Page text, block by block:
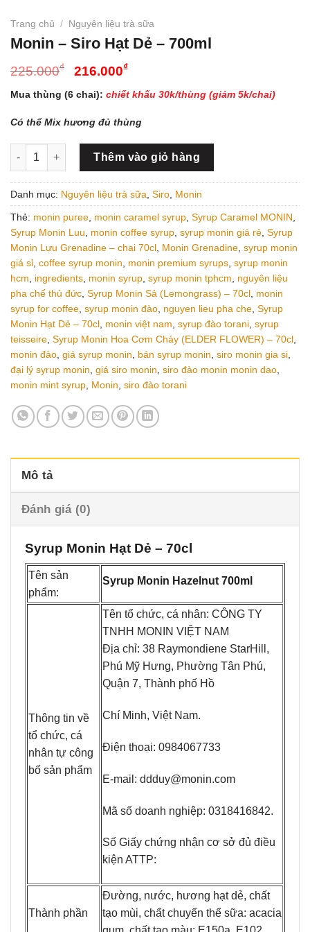
Trang chủ / Nguyên liệu trà sữa
Monin – Siro Hạt Dẻ – 700ml
225.000₫
Giá
là:
225.000₫.
216.000₫Giá
hiện
tại
là:
Mua thùng (6 chai): chiết khấu 30k/thùng (giảm 5k/chai)
Có thể Mix hương đủ thùng
Monin - Siro Hạt Dẻ - 700ml số lượng
Thêm vào giỏ hàng
Danh mục: Nguyên liệu trà sữa Siro Monin
Thẻ: monin puree monin caramel syrup Syrup Caramel MONIN
Syrup Monin Luu
monin coffee syrup syrup monin giá rẻ Syrup
Monin Lựu Grenadine – chai 70cl Monin Grenadine syrup monin
giá sỉ coffee syrup monin monin premium syrups syrup monin
hcm
ingredients monin syrup syrup monin tphcm
nguyên liệu
pha chế thủ đức Syrup Monin Sả (Lemongrass) – 70cl monin
syrup for coffee syrup monin đào nguyen lieu pha che Syrup
Monin Hạt Dẻ – 70cl monin việt nam syrup đào torani syrup
teisseire Syrup Monin Hoa Cơm Cháy (ELDER FLOWER) – 70cl
monin đào giá syrup monin bán syrup monin siro monin gia si
đại lý syrup monin giá siro monin siro đào monin monin dao
monin mint syrup Monin siro đào torani
Mô tả
Đánh giá (0)
Syrup Monin Hạt Dẻ – 70cl
Tên sản
phẩm:
Syrup Monin Hazelnut 700ml
Thông tin về
tổ chức, cá
nhân tự công
bố sản phẩm
Tên tổ chức, cá nhân: CÔNG TY
TNHH MONIN VIỆT NAM
Địa chỉ: 38 Raymondiene StarHill,
Phú Mỹ Hưng, Phường Tân Phú,
Quận 7, Thành phố Hồ
Chí Minh, Việt Nam.
Điện thoại: 0984067733
E-mail: ddduy@monin.com
Mã số doanh nghiệp: 0318416842.
Số Giấy chứng nhận cơ sở đủ điều
kiện ATTP:
Thành phần
Đường, nước, hương hạt dẻ, chất
tạo mùi, chất chuyển thể sữa: acacia